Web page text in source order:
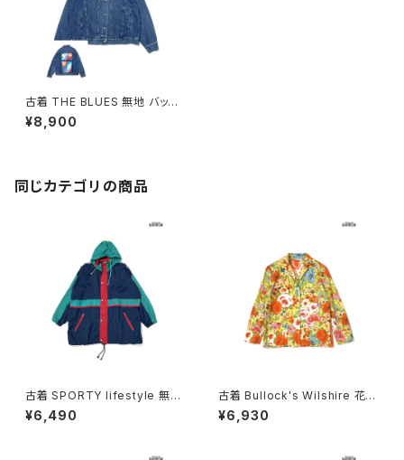
古着 THE BLUES 無地 バック
プリント デニム 長袖 アウター
ライトジャケット 紺 (ttu250123
¥8,900
同じカテゴリの商品
古着 SPORTY lifestyle 無地
長袖 アウター ライトジャケット
紺 (ttu2602019)
¥6,490
古着 Bullock's Wilshire 花柄
コットン 長袖 アウター ライトジ
ャケット オレンジ (ttu260603
¥6,930